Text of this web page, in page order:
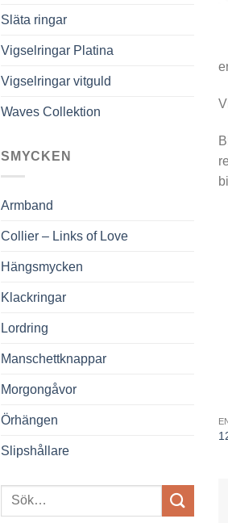
Släta ringar
Vigselringar Platina
Vigselringar vitguld
Waves Collektion
SMYCKEN
Armband
Collier – Links of Love
Hängsmycken
Klackringar
Lordring
Manschettknappar
Morgongåvor
Örhängen
Slipshållare